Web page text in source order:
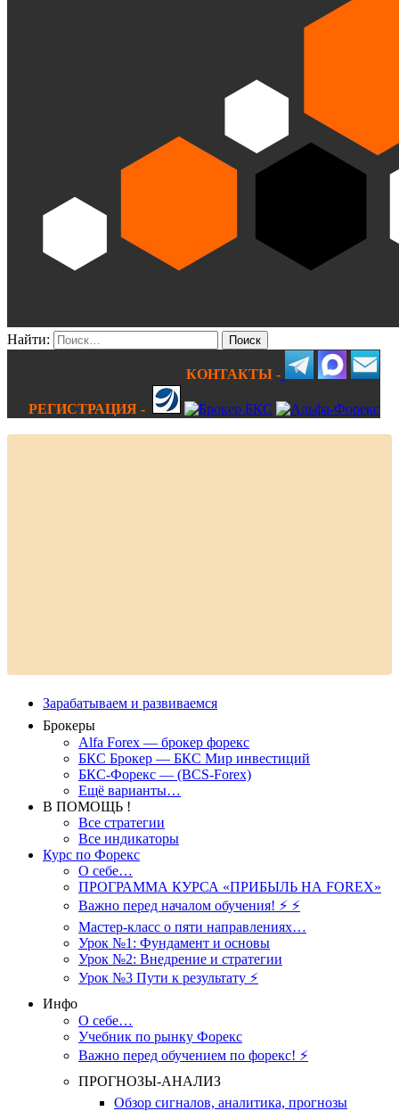
Найти:
КОНТАКТЫ -
РЕГИСТРАЦИЯ -
Зарабатываем и развиваемся
Брокеры
Alfa Forex — брокер форекс
БКС Брокер — БКС Мир инвестиций
БКС-Форекс — (BCS-Forex)
Ещё варианты…
В ПОМОЩЬ !
Все стратегии
Все индикаторы
Курс по Форекс
О себе…
ПРОГРАММА КУРСА «ПРИБЫЛЬ НА FOREX»
Важно перед началом обучения! ⚡ ⚡
Мастер-класс о пяти направлениях…
Урок №1: Фундамент и основы
Урок №2: Внедрение и стратегии
Урок №3 Пути к результату ⚡️
Инфо
О себе…
Учебник по рынку Форекс
Важно перед обучением по форекс! ⚡
ПРОГНОЗЫ-АНАЛИЗ
Обзор сигналов, аналитика, прогнозы